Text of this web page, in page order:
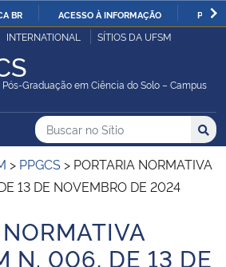
IR
O
BR ACESSO À INFORMAÇÃO
Pública
INTERNATIONAL SÍTIOS DA UFSM
Graduação em Ciência do Solo – Campus
do Sítio
Busca
Buscar no no Sítio
Busca:
> PPGCS > PORTARIA NORMATIVA
13 DE NOVEMBRO DE 2024
N. 006, DE 13 DE